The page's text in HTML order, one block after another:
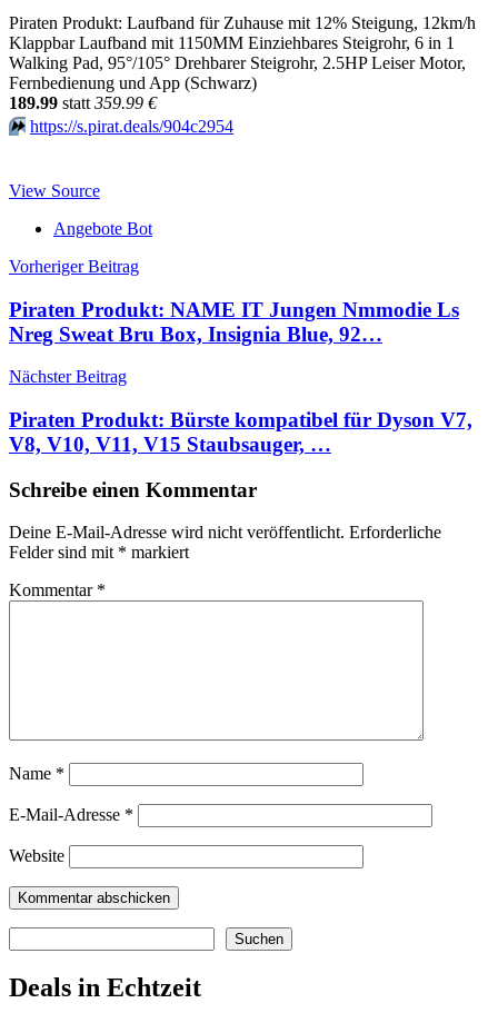
Piraten Produkt: Laufband für Zuhause mit 12% Steigung, 12km/h
Klappbar Laufband mit 1150MM Einziehbares Steigrohr, 6 in 1
Walking Pad, 95°/105° Drehbarer Steigrohr, 2.5HP Leiser Motor,
Fernbedienung und App (Schwarz)
189.99 statt 359.99 €
⏩️ https://s.pirat.deals/904c2954
View Source
Angebote Bot
Beitragsnavigation
Vorheriger Beitrag
Piraten Produkt: NAME IT Jungen Nmmodie Ls
Nreg Sweat Bru Box, Insignia Blue, 92…
Nächster Beitrag
Piraten Produkt: Bürste kompatibel für Dyson V7,
V8, V10, V11, V15 Staubsauger, …
Schreibe einen Kommentar
Deine E-Mail-Adresse wird nicht veröffentlicht. Erforderliche
Felder sind mit * markiert
Kommentar *
Name *
E-Mail-Adresse *
Website
Suchen
Deals in Echtzeit